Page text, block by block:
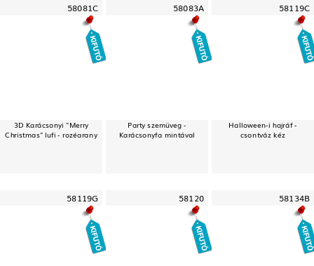
58081C
3D Karácsonyi "Merry
Christmas" lufi - rozéarany
58083A
Party szemüveg -
Karácsonyfa mintával
58119C
Halloween-i hajráf -
csontváz kéz
58119G 58120 58134B